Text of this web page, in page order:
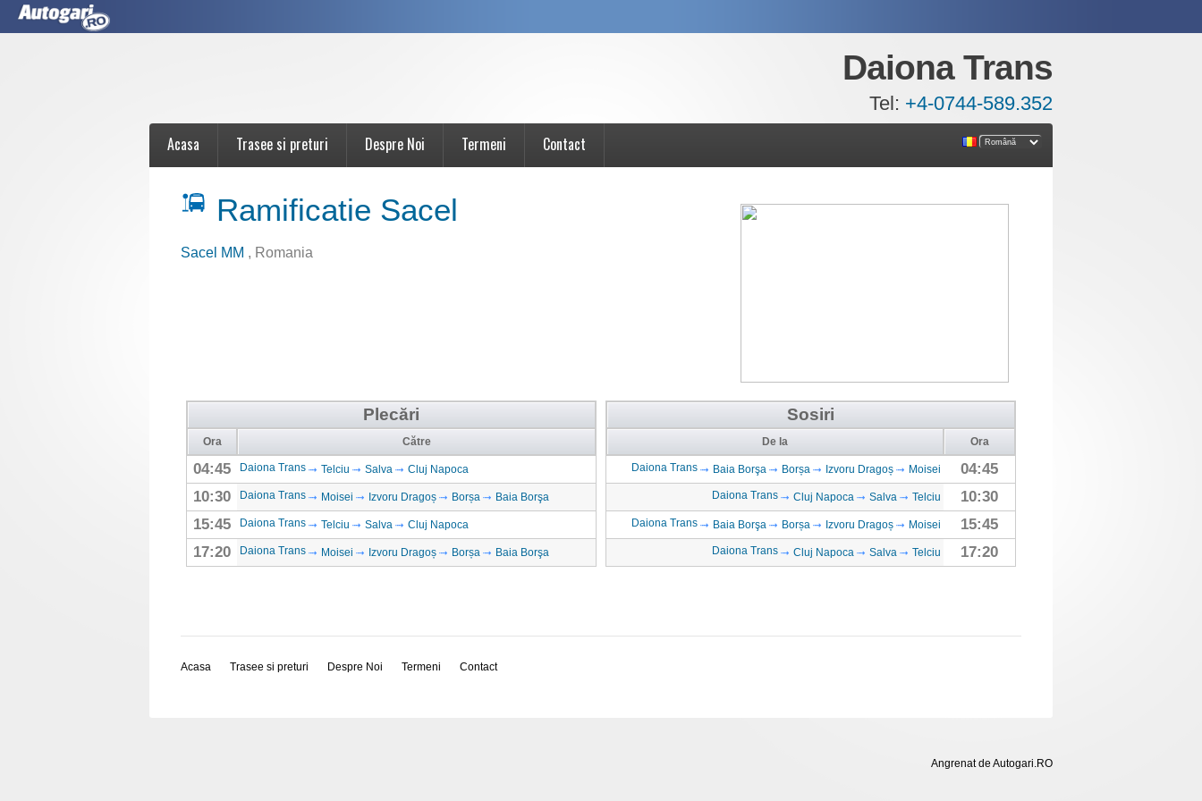
Daiona Trans
Tel: +4-0744-589.352
Acasa Trasee si preturi Despre Noi Termeni Contact
Ramificatie Sacel
Sacel MM , Romania
Plecări
Ora Către
04:45 Daiona Trans Telciu Salva Cluj Napoca
10:30 Daiona Trans Moisei Izvoru Dragoș Borșa Baia Borşa
15:45 Daiona Trans Telciu Salva Cluj Napoca
17:20 Daiona Trans Moisei Izvoru Dragoș Borșa Baia Borşa
Sosiri
De la Ora
Daiona Trans Baia Borşa Borșa Izvoru Dragoș Moisei 04:45
Daiona Trans Cluj Napoca Salva Telciu 10:30
Daiona Trans Baia Borşa Borșa Izvoru Dragoș Moisei 15:45
Daiona Trans Cluj Napoca Salva Telciu 17:20
Acasa Trasee si preturi Despre Noi Termeni Contact
Angrenat de Autogari.RO